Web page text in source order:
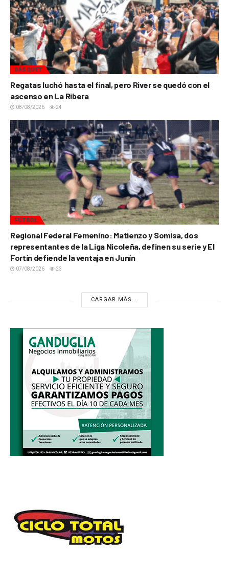
BÁSQUET
Regatas luchó hasta el final, pero River se quedó con el
ascenso en La Ribera
08/08/2026 24
FÚTBOL
Regional Federal Femenino: Matienzo y Somisa, dos
representantes de la Liga Nicoleña, definen su serie y El
Fortín defiende la ventaja en Junín
07/08/2026 23
CARGAR MÁS...